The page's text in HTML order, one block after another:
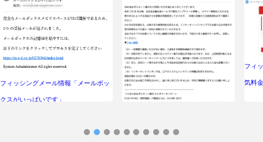
フィッシングメール情報「メールボッ
クスがいっぱいです」
フィッシングメール情報「【GMOあお
フィ
気料